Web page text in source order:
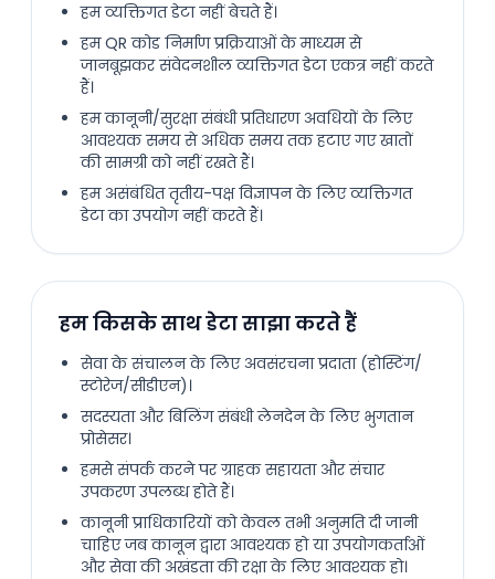
हम व्यक्तिगत डेटा नहीं बेचते हैं।
हम QR कोड निर्माण प्रक्रियाओं के माध्यम से
जानबूझकर संवेदनशील व्यक्तिगत डेटा एकत्र नहीं करते
हैं।
हम कानूनी/सुरक्षा संबंधी प्रतिधारण अवधियों के लिए
आवश्यक समय से अधिक समय तक हटाए गए खातों
की सामग्री को नहीं रखते हैं।
हम असंबंधित तृतीय-पक्ष विज्ञापन के लिए व्यक्तिगत
डेटा का उपयोग नहीं करते हैं।
हम किसके साथ डेटा साझा करते हैं
सेवा के संचालन के लिए अवसंरचना प्रदाता (होस्टिंग/
स्टोरेज/सीडीएन)।
सदस्यता और बिलिंग संबंधी लेनदेन के लिए भुगतान
प्रोसेसर।
हमसे संपर्क करने पर ग्राहक सहायता और संचार
उपकरण उपलब्ध होते हैं।
कानूनी प्राधिकारियों को केवल तभी अनुमति दी जानी
चाहिए जब कानून द्वारा आवश्यक हो या उपयोगकर्ताओं
और सेवा की अखंडता की रक्षा के लिए आवश्यक हो।